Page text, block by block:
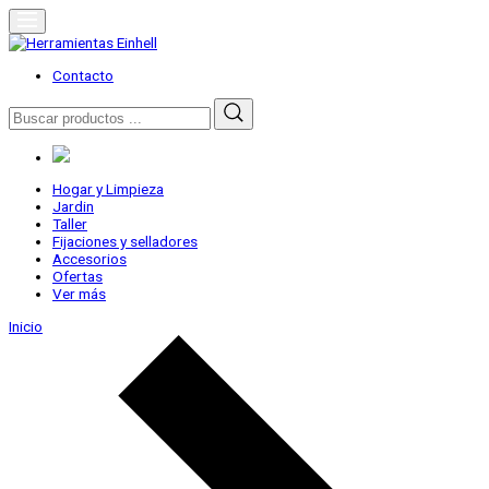
Skip
to
content
Herramientas Einhell
Distribuidor Oficial
Contacto
Buscar
por:
Hogar y Limpieza
Jardin
Taller
Fijaciones y selladores
Accesorios
Ofertas
Ver más
Inicio